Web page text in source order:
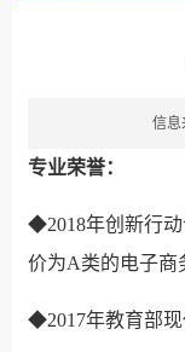
信息
专业荣誉：
◆2018年创新行
价为A类的电子商
◆2017年教育部